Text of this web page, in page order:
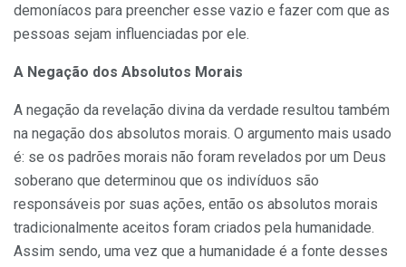
demoníacos para preencher esse vazio e fazer com que as
pessoas sejam influenciadas por ele.
A Negação dos Absolutos Morais
A negação da revelação divina da verdade resultou também
na negação dos absolutos morais. O argumento mais usado
é: se os padrões morais não foram revelados por um Deus
soberano que determinou que os indivíduos são
responsáveis por suas ações, então os absolutos morais
tradicionalmente aceitos foram criados pela humanidade.
Assim sendo, uma vez que a humanidade é a fonte desses